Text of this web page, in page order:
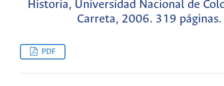
Historia, Universidad Nacional de
Carreta, 2006. 319 páginas.
PDF